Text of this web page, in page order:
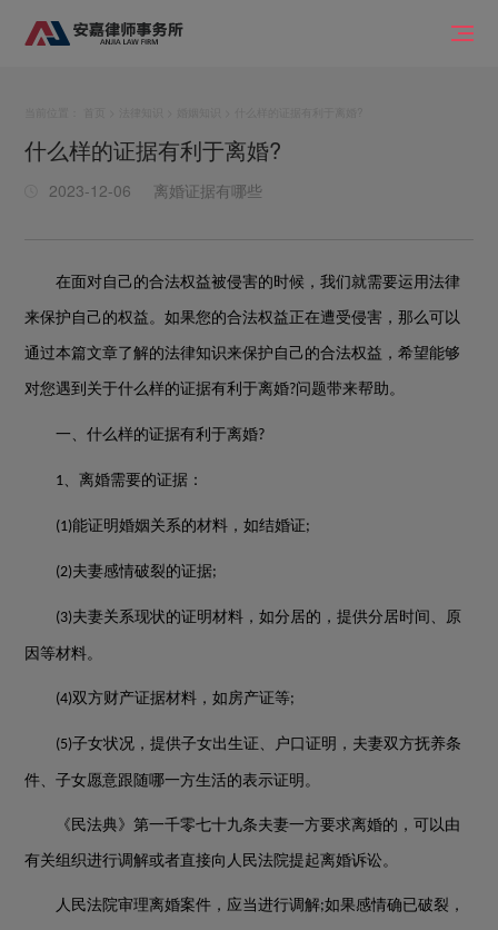
什么样的证据有利于离婚?
2023-12-06 离婚证据有哪些
在面对自己的合法权益被侵害的时候，我们就需要运用法律
来保护自己的权益。如果您的合法权益正在遭受侵害，那么可以
通过本篇文章了解的法律知识来保护自己的合法权益，希望能够
对您遇到关于什么样的证据有利于离婚?问题带来帮助。
一、什么样的证据有利于离婚?
1、离婚需要的证据：
(1)能证明婚姻关系的材料，如结婚证;
(2)夫妻感情破裂的证据;
(3)夫妻关系现状的证明材料，如分居的，提供分居时间、原
因等材料。
(4)双方财产证据材料，如房产证等;
(5)子女状况，提供子女出生证、户口证明，夫妻双方抚养条
件、子女愿意跟随哪一方生活的表示证明。
《民法典》第一千零七十九条夫妻一方要求离婚的，可以由
有关组织进行调解或者直接向人民法院提起离婚诉讼。
人民法院审理离婚案件，应当进行调解;如果感情确已破裂，